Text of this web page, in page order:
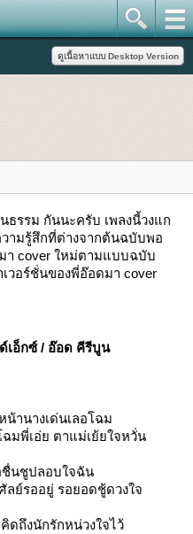
ธรรม กันนะครับ เพลงนี้วงแก
ามรู้สึกที่ต่างจากต้นฉบับพอ
cover ใหม่ตามแบบฉบับ
วอร์ชั่นของพี่อ๊อดมา cover
เอ็กซ์ / อ๊อด คีรีบูน
านางเด่นเลอโฉม
มพี่เอ่ย ตาแม่เย้ยใจหวั่น
นชูปลอบใจฉัน
ลย์รออยู่ รอยอดชู้ดวงใจ
ดถึงนักรักหน่วงใจไว้